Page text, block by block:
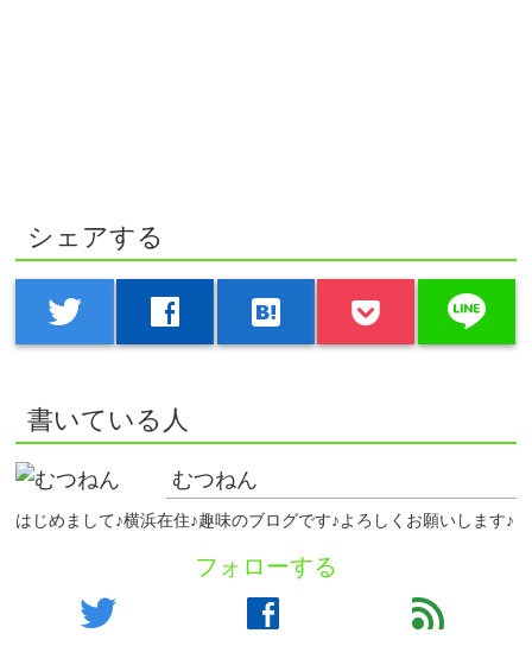
シェアする
twitter facebook hatenabookmark line
書いている人
むつねん
はじめまして♪横浜在住♪趣味のブログです♪よろしくお願いします♪
フォローする
twitter facebook feed